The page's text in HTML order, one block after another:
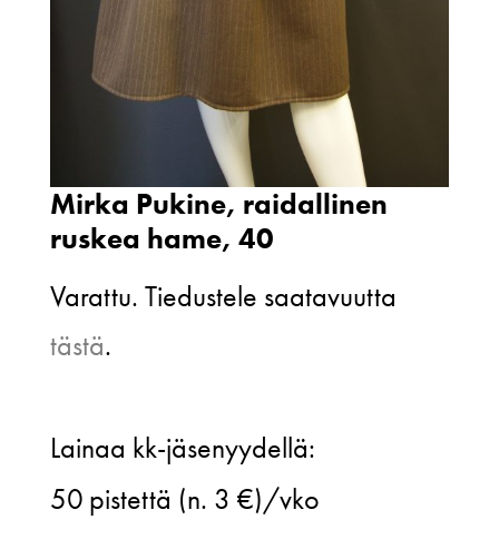
Mirka Pukine, raidallinen
ruskea hame, 40
Varattu. Tiedustele saatavuutta
tästä.
Pukine,
raidallinen
Lainaa kk-jäsenyydellä:
50 pistettä (n. 3 €)/vko